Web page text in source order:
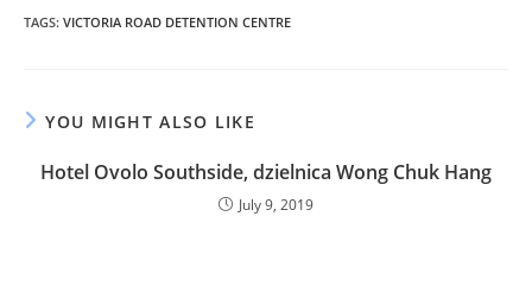
TAGS: VICTORIA ROAD DETENTION CENTRE
YOU MIGHT ALSO LIKE
Hotel Ovolo Southside, dzielnica Wong Chuk Hang
July 9, 2019